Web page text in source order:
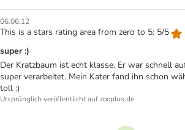
06.06.12
This is a stars rating area from zero to 5: 5/5
super :)
Der Kratzbaum ist echt klasse. Er war schnell
super verarbeitet. Mein Kater fand ihn schon
toll :)
Ursprünglich veröffentlicht auf zooplus.de